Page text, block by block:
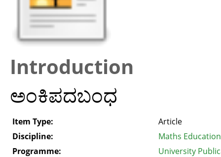
Introduction
ಅಂಕಿಪದಬಂಧ
Item Type:
Article
Discipline:
Maths Education
Programme:
University